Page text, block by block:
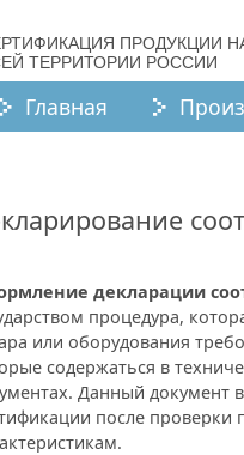
ПРОДУКЦИИ
ТЕРРИТОРИИ РОССИИ
Главная
декларации
процедура,
или оборудования
содержаться в
Данный документ
после проверки